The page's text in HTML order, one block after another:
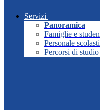
Servizi
Panoramica
Famiglie e
Personale
Percorsi di studio